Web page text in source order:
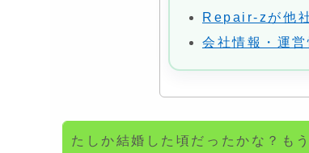
Repair-zが他
会社情報・運
たしか結婚した頃だったかな？も